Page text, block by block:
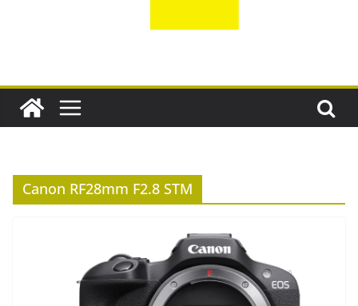
Canon RF28mm F2.8 STM